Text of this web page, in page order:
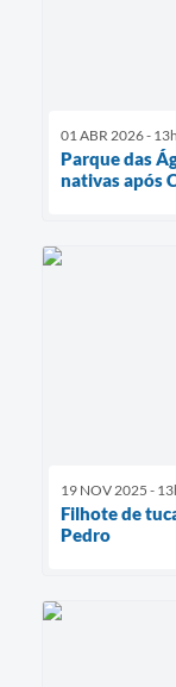
01 ABR 2026 -
Parque das
nativas após
19 NOV 2025 -
Filhote de
Pedro